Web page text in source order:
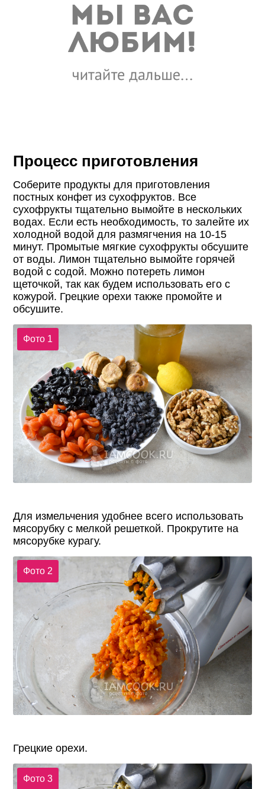
Процесс приготовления
Соберите продукты для приготовления
постных конфет из сухофруктов. Все
сухофрукты тщательно вымойте в нескольких
водах. Если есть необходимость, то залейте их
холодной водой для размягчения на 10-15
минут. Промытые мягкие сухофрукты обсушите
от воды. Лимон тщательно вымойте горячей
водой с содой. Можно потереть лимон
щеточкой, так как будем использовать его с
кожурой. Грецкие орехи также промойте и
обсушите.
Фото 1
Для измельчения удобнее всего использовать
мясорубку с мелкой решеткой. Прокрутите на
мясорубке курагу.
Фото 2
Грецкие орехи.
Фото 3